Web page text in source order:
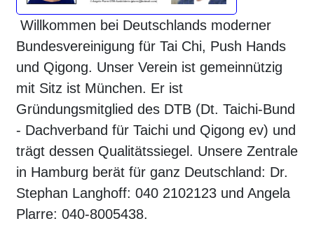
Willkommen bei Deutschlands moderner
Bundesvereinigung für Tai Chi, Push Hands
und Qigong. Unser Verein ist gemeinnützig
mit Sitz ist München. Er ist
Gründungsmitglied des DTB (Dt. Taichi-Bund
- Dachverband für Taichi und Qigong ev) und
trägt dessen Qualitätssiegel. Unsere Zentrale
in Hamburg berät für ganz Deutschland: Dr.
Stephan Langhoff: 040 2102123 und Angela
Plarre: 040-8005438.